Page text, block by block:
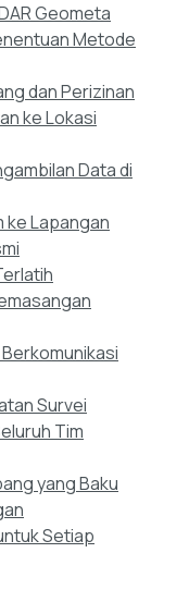
Geometa
Metode
dan Perizinan
ke Lokasi
Data di
ke Lapangan
Survei
Tim
yang Baku
Setiap